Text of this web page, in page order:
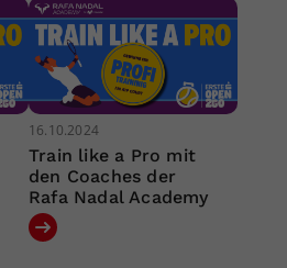
16.10.2024
Train like a Pro mit
den Coaches der
Rafa Nadal Academy